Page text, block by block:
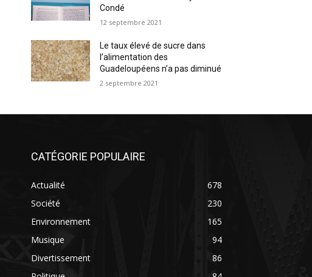
Condé
12 septembre 2021
Le taux élevé de sucre dans
l’alimentation des
Guadeloupéens n’a pas diminué
2 septembre 2021
CATÉGORIE POPULAIRE
Actualité
678
Société
230
Environnement
165
Musique
94
Divertissement
86